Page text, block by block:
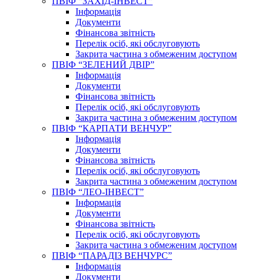
Інформація
Документи
Фінансова звітність
Перелік осіб, які обслуговують
Закрита частина з обмеженим доступом
ПВІФ “ЗЕЛЕНИЙ ДВІР”
Інформація
Документи
Фінансова звітність
Перелік осіб, які обслуговують
Закрита частина з обмеженим доступом
ПВІФ “КАРПАТИ ВЕНЧУР”
Інформація
Документи
Фінансова звітність
Перелік осіб, які обслуговують
Закрита частина з обмеженим доступом
ПВІФ “ЛЕО-ІНВЕСТ”
Інформація
Документи
Фінансова звітність
Перелік осіб, які обслуговують
Закрита частина з обмеженим доступом
ПВІФ “ПАРАДІЗ ВЕНЧУРС”
Інформація
Документи